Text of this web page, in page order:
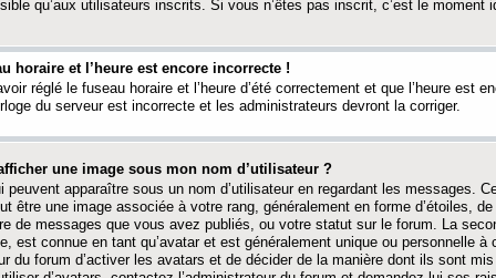
qu’aux utilisateurs inscrits. Si vous n’êtes pas inscrit, c’est le moment
horaire et l’heure est encore incorrecte !
réglé le fuseau horaire et l’heure d’été correctement et que l’heure est
du serveur est incorrecte et les administrateurs devront la corriger.
une image sous mon nom d’utilisateur ?
peuvent apparaître sous un nom d’utilisateur en regardant les messages.
être une image associée à votre rang, généralement en forme d’étoiles,
de messages que vous avez publiés, ou votre statut sur le forum. La
est connue en tant qu’avatar et est généralement unique ou personnelle à
du forum d’activer les avatars et de décider de la manière dont ils sont